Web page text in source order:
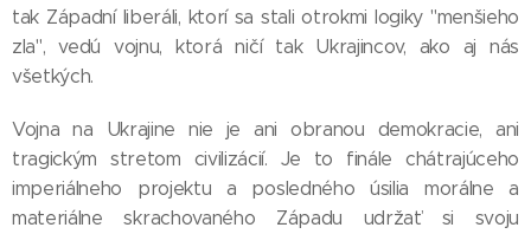
tak Západní liberáli, ktorí sa stali otrokmi logiky "menšieho
zla", vedú vojnu, ktorá ničí tak Ukrajincov, ako aj nás
všetkých.
Vojna na Ukrajine nie je ani obranou demokracie, ani
tragickým stretom civilizácií. Je to finále chátrajúceho
imperiálneho projektu a posledného úsilia morálne a
materiálne skrachovaného Západu udržať si svoju